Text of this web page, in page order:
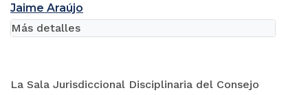
Jaime Araújo
La Sala Jurisdiccional Disciplinaria del Consejo
Más detalles